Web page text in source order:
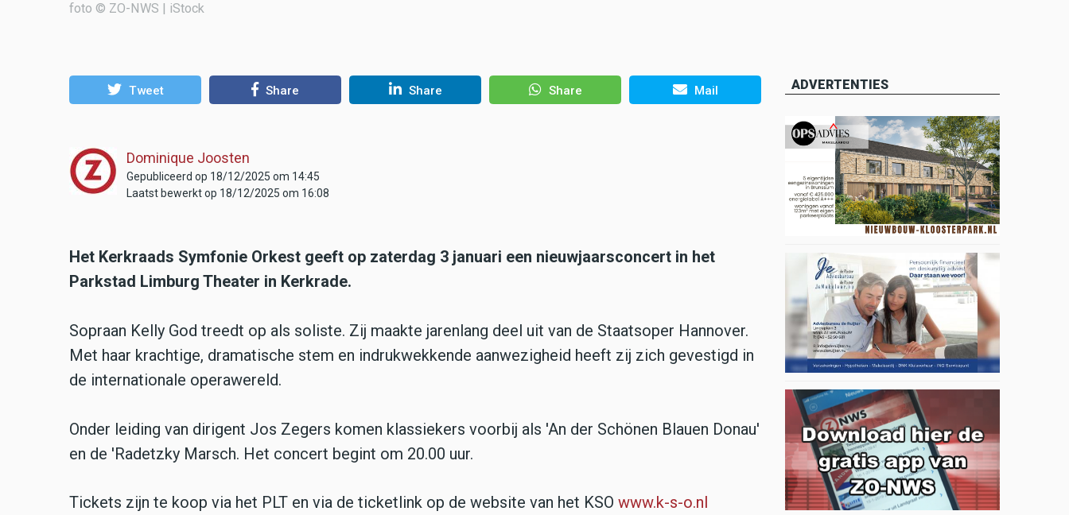
foto © ZO-NWS | iStock
Tweet Share Share Share Mail
Dominique Joosten
Gepubliceerd op 18/12/2025 om 14:45
Laatst bewerkt op 18/12/2025 om 16:08
Het Kerkraads Symfonie Orkest geeft op zaterdag 3 januari een nieuwjaarsconcert in het
Parkstad Limburg Theater in Kerkrade.
Sopraan Kelly God treedt op als soliste. Zij maakte jarenlang deel uit van de Staatsoper Hannover.
Met haar krachtige, dramatische stem en indrukwekkende aanwezigheid heeft zij zich gevestigd in
de internationale operawereld.
Onder leiding van dirigent Jos Zegers komen klassiekers voorbij als 'An der Schönen Blauen Donau'
en de 'Radetzky Marsch. Het concert begint om 20.00 uur.
Tickets zijn te koop via het PLT en via de ticketlink op de website van het KSO www.k-s-o.nl
ADVERTENTIES